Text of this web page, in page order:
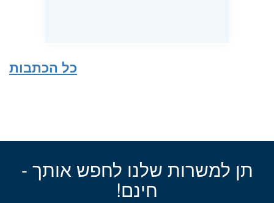
כל הכתבות
תן למשרות שלנו לחפש אותך -
חינם!